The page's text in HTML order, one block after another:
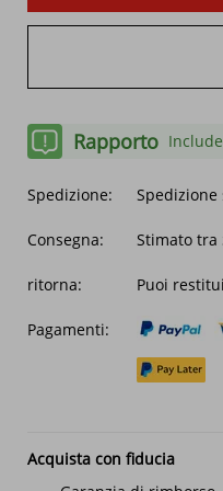
30,39€
46,98€ -35%spento
Rapporto
Spedizione:
Consegna: Stimato tra
ritorna: Puoi
Pagamenti:
Acquista con fiducia